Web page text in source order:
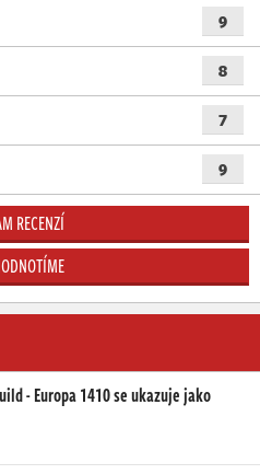
9
8
7
9
RECENZÍ
- Europa 1410 se ukazuje jako